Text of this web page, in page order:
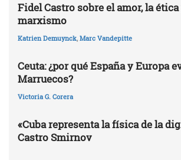
Fidel Castro sobre el amor, la
marxismo
Katrien Demuynck, Marc Vandepitte
Ceuta: ¿por qué España y Europa
Marruecos?
Victoria G. Corera
«Cuba representa la física de la
Castro Smirnov